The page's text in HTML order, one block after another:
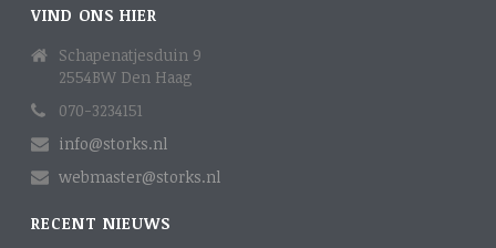
VIND ONS HIER
Schapenatjesduin 9
2554BW Den Haag
070-3234151
info@storks.nl
webmaster@storks.nl
RECENT NIEUWS